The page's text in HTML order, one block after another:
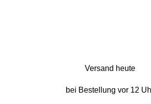
Versand heute
bei Bestellung vor 12